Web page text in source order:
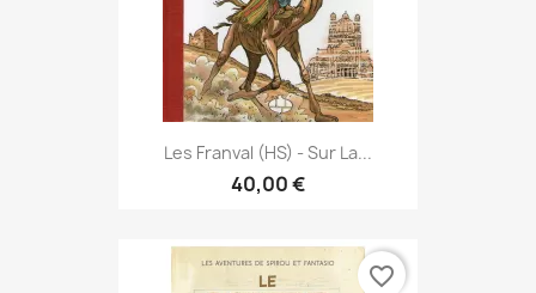
Les Franval (HS) - Sur La...
40,00 €
favorite_border